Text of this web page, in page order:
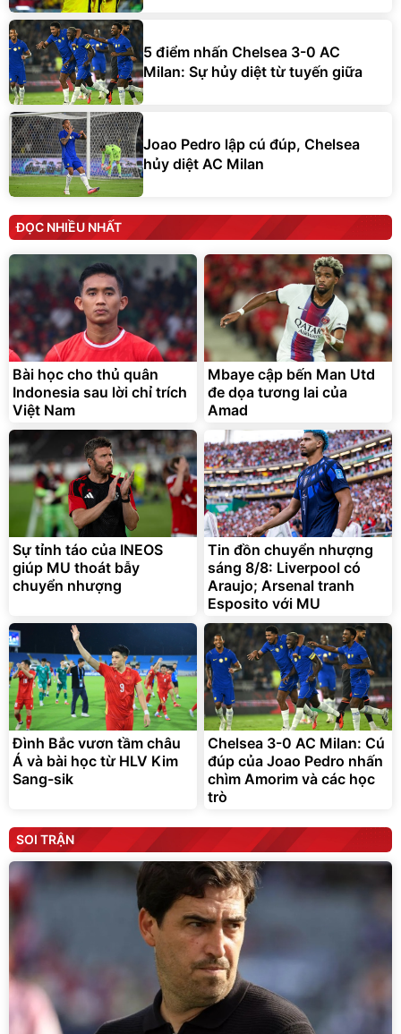
5 điểm nhấn Chelsea 3-0 AC
Milan: Sự hủy diệt từ tuyến giữa
Joao Pedro lập cú đúp, Chelsea
hủy diệt AC Milan
ĐỌC NHIỀU NHẤT
Bài học cho thủ quân
Indonesia sau lời chỉ trích
Việt Nam
Mbaye cập bến Man Utd
đe dọa tương lai của
Amad
Sự tỉnh táo của INEOS
giúp MU thoát bẫy
chuyển nhượng
Tin đồn chuyển nhượng
sáng 8/8: Liverpool có
Araujo; Arsenal tranh
Esposito với MU
Đình Bắc vươn tầm châu
Á và bài học từ HLV Kim
Sang-sik
Chelsea 3-0 AC Milan: Cú
đúp của Joao Pedro nhấn
chìm Amorim và các học
trò
SOI TRẬN